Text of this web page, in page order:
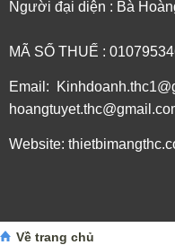
Người đại diện : Bà
MÃ SỐ THUẾ :
Email:
Website:
Về trang chủ